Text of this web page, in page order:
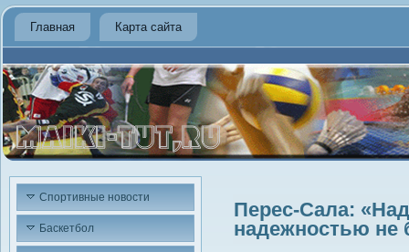
Главная Карта сайта
Спортивные новости
Баскетбол
Перес-Сала:
надежностью не